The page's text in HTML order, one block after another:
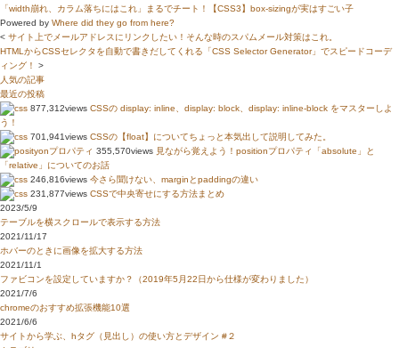
「width崩れ、カラム落ちにはこれ」まるでチート！【CSS3】box-sizingが実はすごい子
Powered by Where did they go from here?
< サイト上でメールアドレスにリンクしたい！そんな時のスパムメール対策はこれ。
HTMLからCSSセレクタを自動で書きだしてくれる「CSS Selector Generator」でスピードコーデ
ィング！
>
人気の記事
最近の投稿
877,312views CSSの display: inline、display: block、display: inline-block をマスターしよ
う！
701,941views CSSの【float】についてちょっと本気出して説明してみた。
355,570views 見ながら覚えよう！positionプロパティ「absolute」と
「relative」についてのお話
246,816views 今さら聞けない、marginとpaddingの違い
231,877views CSSで中央寄せにする方法まとめ
2023/5/9
テーブルを横スクロールで表示する方法
2021/11/17
ホバーのときに画像を拡大する方法
2021/11/1
ファビコンを設定していますか？（2019年5月22日から仕様が変わりました）
2021/7/6
chromeのおすすめ拡張機能10選
2021/6/6
サイトから学ぶ、hタグ（見出し）の使い方とデザイン #２